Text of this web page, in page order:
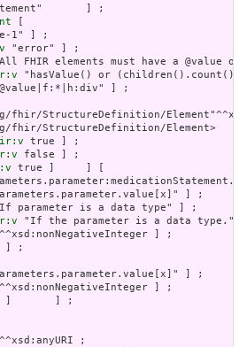
] ;
]       ] ;